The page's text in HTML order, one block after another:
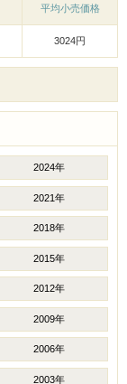
平均小売価格
3024円
2024年
2021年
2018年
2015年
2012年
2009年
2006年
2003年